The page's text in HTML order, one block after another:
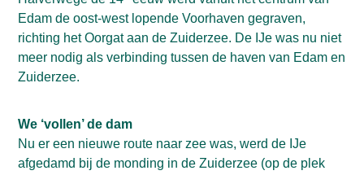
Edam de oost-west lopende Voorhaven gegraven,
richting het Oorgat aan de Zuiderzee. De IJe was nu niet
meer nodig als verbinding tussen de haven van Edam en
Zuiderzee.
We ‘vollen’ de dam
Nu er een nieuwe route naar zee was, werd de IJe
afgedamd bij de monding in de Zuiderzee (op de plek